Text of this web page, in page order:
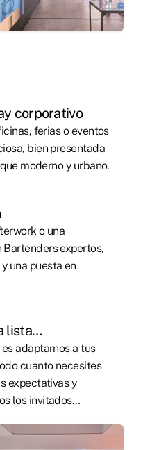
corporativo
ferias o eventos
bien presentada
moderno y urbano.
o una
expertos,
una puesta en
lista…
adaptarnos a tus
cuanto necesites
expectativas y
los invitados…